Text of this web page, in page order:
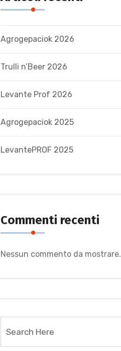
Agrogepaciok 2026
Trulli n’Beer 2026
Levante Prof 2026
Agrogepaciok 2025
LevantePROF 2025
Commenti recenti
Nessun commento da mostrare.